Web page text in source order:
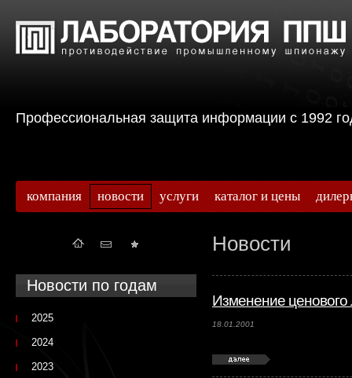
Профессиональная защита информации с
компания новости услуги каталог и цены
Новости
Изменение ценового
18.01.2001
Новости по годам
2025
2024
2023